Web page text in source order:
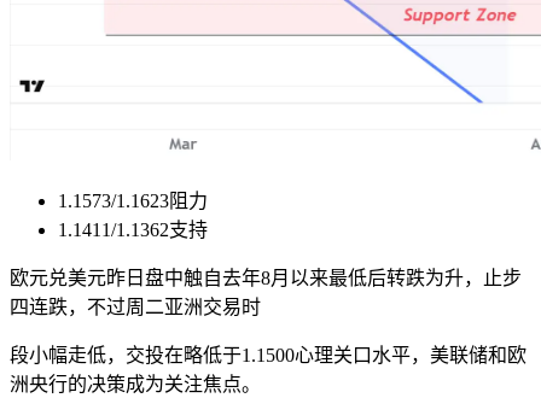
1.1573/1.1623阻力
1.1411/1.1362支持
欧元兑美元昨日盘中触自去年8月以来最低后转跌为升，止步
四连跌，不过周二亚洲交易时
段小幅走低，交投在略低于1.1500心理关口水平，美联储和欧
洲央行的决策成为关注焦点。